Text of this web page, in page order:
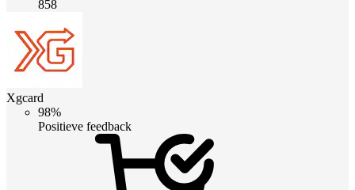
858
Xgcard
98%
Positieve feedback